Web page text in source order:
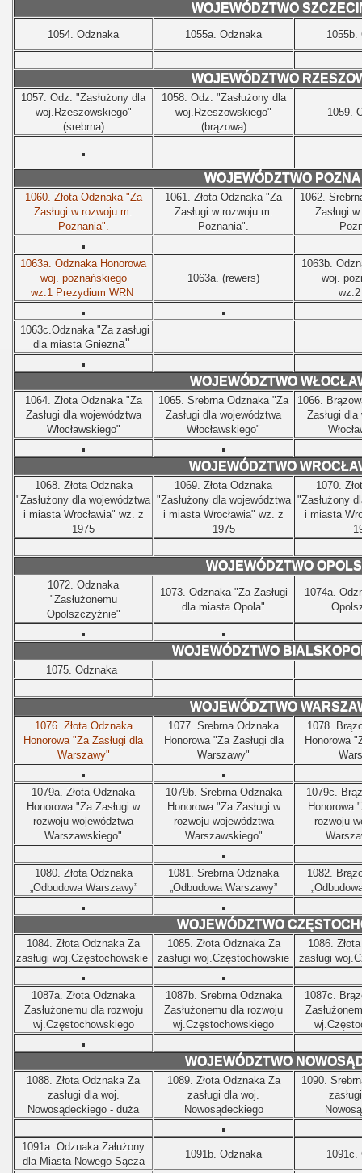
WOJEWÓDZTWO
1054. Odznaka 1055a. Odznaka 1055b.
WOJEWÓDZTWO
1057. Odz. "Zasłużony dla
woj.Rzeszowskiego"
(srebrna)
1058. Odz. "Zasłużony dla
woj.Rzeszowskiego"
(brązowa)
1059.
WOJEWÓDZTWO
1060. Złota Odznaka "Za
Zasługi w rozwoju m.
Poznania".
1061. Złota Odznaka "Za
Zasługi w rozwoju m.
Poznania".
1062.
Zasługi
1063a. Odznaka Honorowa
woj. poznańskiego
wz.1 Prezydium WRN
1063a. (rewers)
1063b.
woj.
1063c.Odznaka "Za zasługi
dla miasta Gniezna"
WOJEWÓDZTWO
1064. Złota Odznaka "Za
Zasługi dla województwa
Włocławskiego"
1065. Srebrna Odznaka "Za
Zasługi dla województwa
Włocławskiego"
1066.
Zasługi
WOJEWÓDZTWO
1068. Złota Odznaka
"Zasłużony dla województwa
i miasta Wrocławia" wz. z
1975
1069. Złota Odznaka
"Zasłużony dla województwa
i miasta Wrocławia" wz. z
1975
1070.
"Zasłużony
i miasta
WOJEWÓDZTWO
1072. Odznaka
"Zasłużonemu
Opolszczyźnie"
1073. Odznaka "Za Zasługi
dla miasta Opola"
1074a.
WOJEWÓDZTWO
1075. Odznaka
WOJEWÓDZTWO
1076. Złota Odznaka
Honorowa "Za Zasługi dla
Warszawy"
1077. Srebrna Odznaka
Honorowa "Za Zasługi dla
Warszawy"
1078.
Honorowa
1079a. Złota Odznaka
Honorowa "Za Zasługi w
rozwoju województwa
Warszawskiego"
1079b. Srebrna Odznaka
Honorowa "Za Zasługi w
rozwoju województwa
Warszawskiego"
1079c.
Honorowa
rozwoju
1080. Złota Odznaka
„Odbudowa Warszawy”
1081. Srebrna Odznaka
„Odbudowa Warszawy”
1082.
WOJEWÓDZTWO
1084. Złota Odznaka Za
zasługi woj.Częstochowskie
1085. Złota Odznaka Za
zasługi woj.Częstochowskie
1086.
zasługi
1087a. Złota Odznaka
Zasłużonemu dla rozwoju
wj.Częstochowskiego
1087b. Srebrna Odznaka
Zasłużonemu dla rozwoju
wj.Częstochowskiego
1087c.
WOJEWÓDZTWO
1088. Złota Odznaka Za
zasługi dla woj.
Nowosądeckiego - duża
1089. Złota Odznaka Za
zasługi dla woj.
Nowosądeckiego
1090.
1091a. Odznaka Załużony
dla Miasta Nowego Sącza
1091b. Odznaka 1091c.